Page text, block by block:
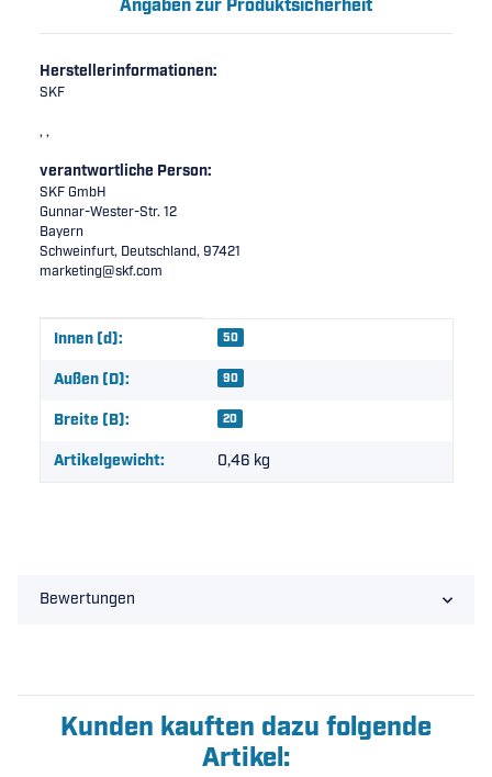
Angaben zur Produktsicherheit
Herstellerinformationen:
SKF
, ,
verantwortliche Person:
SKF GmbH
Gunnar-Wester-Str. 12
Bayern
Schweinfurt, Deutschland, 97421
marketing@skf.com
Produkteigenschaft
Wert
Innen (d): 50
Außen (D): 90
Breite (B): 20
Artikelgewicht: 0,46 kg
Bewertungen
Kunden kauften dazu folgende
Artikel: